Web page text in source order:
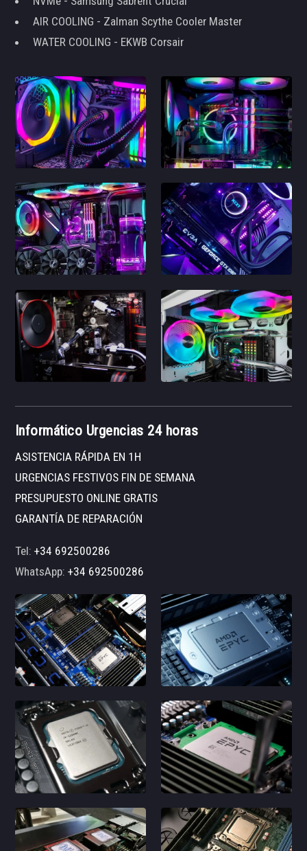
AIR COOLING - Zalman Scythe Cooler Master
WATER COOLING - EKWB Corsair
Informático Urgencias 24 horas
ASISTENCIA RÁPIDA EN 1H
URGENCIAS FESTIVOS FIN DE SEMANA
PRESUPUESTO ONLINE GRATIS
GARANTÍA DE REPARACIÓN
Tel:+34 692500286
WhatsApp:+34 692500286